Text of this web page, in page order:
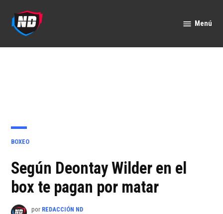
contenido
Menú
PUBLICADO
BOXEO
Según Deontay Wilder en el
box te pagan por matar
por REDACCIÓN ND